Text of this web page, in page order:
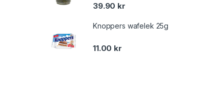
39.90 kr
Knoppers wafelek 25g
11.00 kr